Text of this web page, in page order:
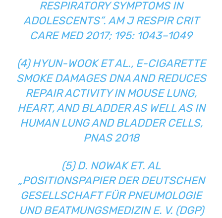
RESPIRATORY SYMPTOMS IN
ADOLESCENTS”. AM J RESPIR CRIT
CARE MED 2017; 195: 1043–1049
(4) HYUN-WOOK ET AL., E-CIGARETTE
SMOKE DAMAGES DNA AND REDUCES
REPAIR ACTIVITY IN MOUSE LUNG,
HEART, AND BLADDER AS WELL AS IN
HUMAN LUNG AND BLADDER CELLS,
PNAS 2018
(5) D. NOWAK ET. AL
„POSITIONSPAPIER DER DEUTSCHEN
GESELLSCHAFT FÜR PNEUMOLOGIE
UND BEATMUNGSMEDIZIN E. V. (DGP)